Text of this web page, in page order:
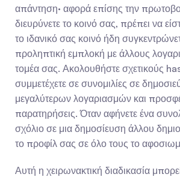
απάντηση· αφορά επίσης την
διευρύνετε το κοινό σας, πρέπει να
το ιδανικό σας κοινό ήδη
προληπτική εμπλοκή με άλλους
τομέα σας. Ακολουθήστε σχετικούς
συμμετέχετε σε συνομιλίες σε
μεγαλύτερων λογαριασμών και
παρατηρήσεις. Όταν αφήνετε ένα
σχόλιο σε μια δημοσίευση άλλου
το προφίλ σας σε όλο τους το
Αυτή η χειρωνακτική διαδικασία